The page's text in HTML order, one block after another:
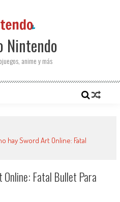
Nintendo
anime y más
hay Sword Art Online: Fatal
Fatal Bullet Para